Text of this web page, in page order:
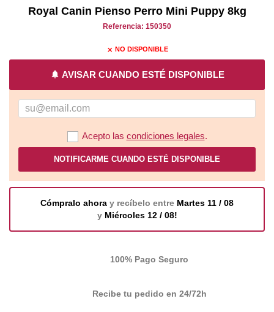
Royal Canin Pienso Perro Mini Puppy 8kg
Referencia: 150350
close NO DISPONIBLE
notifications AVISAR CUANDO ESTÉ DISPONIBLE
Acepto las condiciones legales.
NOTIFICARME CUANDO ESTÉ DISPONIBLE
Cómpralo ahora y recíbelo entre Martes 11 / 08
y Miércoles 12 / 08!
100% Pago Seguro
Recibe tu pedido en 24/72h